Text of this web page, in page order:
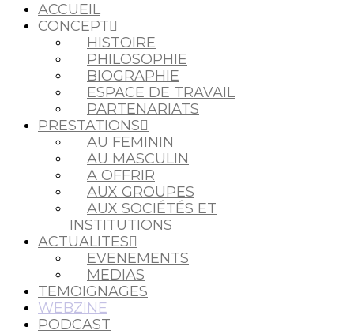
ACCUEIL
CONCEPT
HISTOIRE
PHILOSOPHIE
BIOGRAPHIE
ESPACE DE TRAVAIL
PARTENARIATS
PRESTATIONS
AU FEMININ
AU MASCULIN
A OFFRIR
AUX GROUPES
AUX SOCIÉTÉS ET
INSTITUTIONS
ACTUALITES
EVENEMENTS
MEDIAS
TEMOIGNAGES
WEBZINE
PODCAST